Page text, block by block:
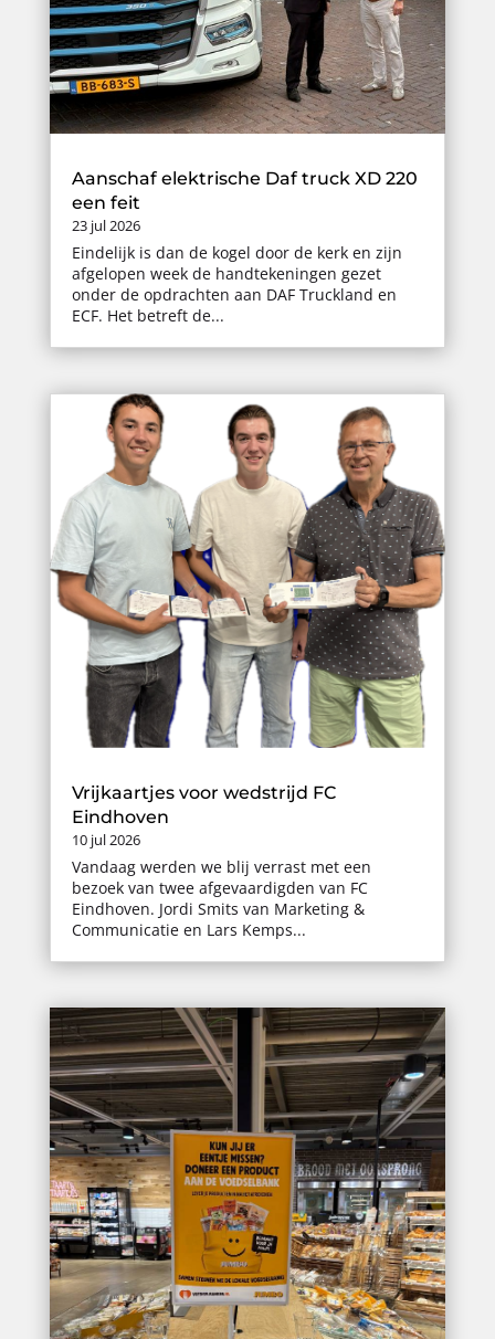
Aanschaf elektrische Daf truck XD 220
een feit
23 jul 2026
Eindelijk is dan de kogel door de kerk en zijn
afgelopen week de handtekeningen gezet
onder de opdrachten aan DAF Truckland en
ECF. Het betreft de...
Vrijkaartjes voor wedstrijd FC
Eindhoven
10 jul 2026
Vandaag werden we blij verrast met een
bezoek van twee afgevaardigden van FC
Eindhoven. Jordi Smits van Marketing &
Communicatie en Lars Kemps...